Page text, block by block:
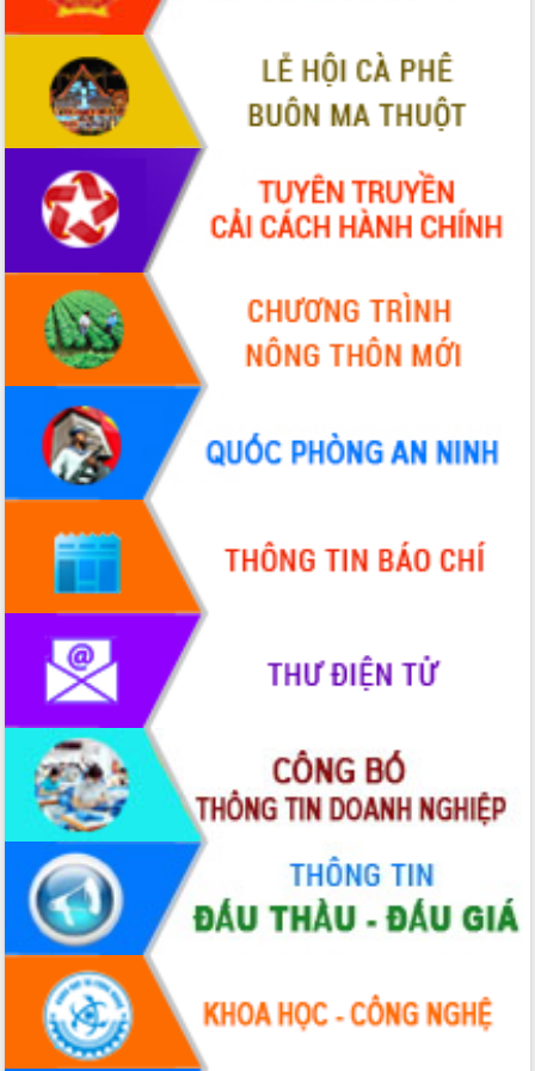
món ăn từ sầu riêng
Đắk Lắk công bố Quy hoạch và xúc
tiến đầu tư tỉnh
Ngành cá ngừ Đắk Lắk chủ động thích
ứng để giữ vững thị trường xuất khẩu
Diễn đàn Kinh tế tư nhân Việt Nam đột
phá cơ chế - Hợp tác công tư
Đề án 06 tạo bước ngoặt đột phá trong
cải cách hành chính tỉnh Đắk Lắk
Kết nối tour, đẩy mạnh chuyển đổi số
để phát triển du lịch Đắk Lắk
Khởi động Dự án Đầu tư xây dựng hạ
tầng kỹ thuật Cụm công nghiệp Tân
Tiến
Gặp mặt các cơ quan báo chí nhân Kỷ
niệm 101 năm Ngày Báo chí Cách
mạng Việt Nam
Đắk Lắk sơ kết 4 năm triển khai thực
hiện Đề án 06 của Chính phủ
Họp báo thông tin về Hội nghị Công bố
Quy hoạch và Xúc tiến đầu tư tỉnh Đắk
Khơi thông điểm nghẽn, đẩy nhanh
giải ngân vốn khắc phục thiên tai
HĐND tỉnh thông qua điều chỉnh Quy
hoạch tỉnh thời kỳ 2021-2030
Hội thảo góp ý hồ sơ điều chỉnh quy
hoạch tỉnh Đắk Lắk thời kỳ 2021-2030,
tầm nhìn đến năm 2050
Nâng cao hiệu quả hoạt động của các
doanh nghiệp nhà nước
Hội nghị triển khai kết nối mạng
truyền số liệu chuyên dùng phục vụ cơ
quan Đảng, Nhà nước
Lễ phát động chuỗi hoạt động chung
tay làm sạch môi trường
Xã Ea Kar bước chuyển mình trong
công tác cải cách hành chính mô hình
mới
UBND tỉnh họp báo định kỳ tháng 4
năm 2026